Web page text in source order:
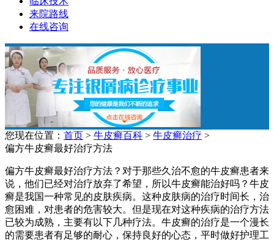
来院路线
在线咨询
您现在位置： 首页 > 牛皮癣百科 > 牛皮癣治疗 >
偏方牛皮癣最好治疗方法
偏方牛皮癣最好治疗方法？对于那些久治不愈的牛皮癣患者来
说，他们已经对治疗放弃了希望，所以牛皮癣能治好吗？牛皮
癣是我国一种常见的皮肤疾病。这种皮肤病的治疗时间长，治
愈困难，对患者的危害较大。但是现在对这种疾病的治疗方法
已较为成熟，主要有以下几种疗法。牛皮癣的治疗是一个漫长
的需要患者有足够的耐心，保持良好的心态，平时做好护理工